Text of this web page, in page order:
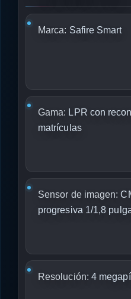
Marca: Safire Smart
Gama: LPR con
matrículas
Sensor de imagen:
progresiva 1/1,8
Resolución: 4